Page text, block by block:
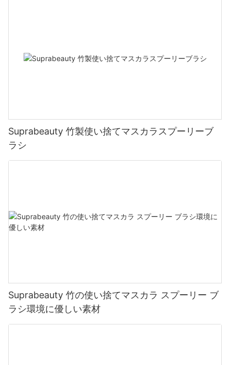
Suprabeauty 竹製使い捨てマスカラスプーリーブ
ラシ
Suprabeauty 竹の使い捨てマスカラ スプーリー ブ
ラシ環境に優しい素材